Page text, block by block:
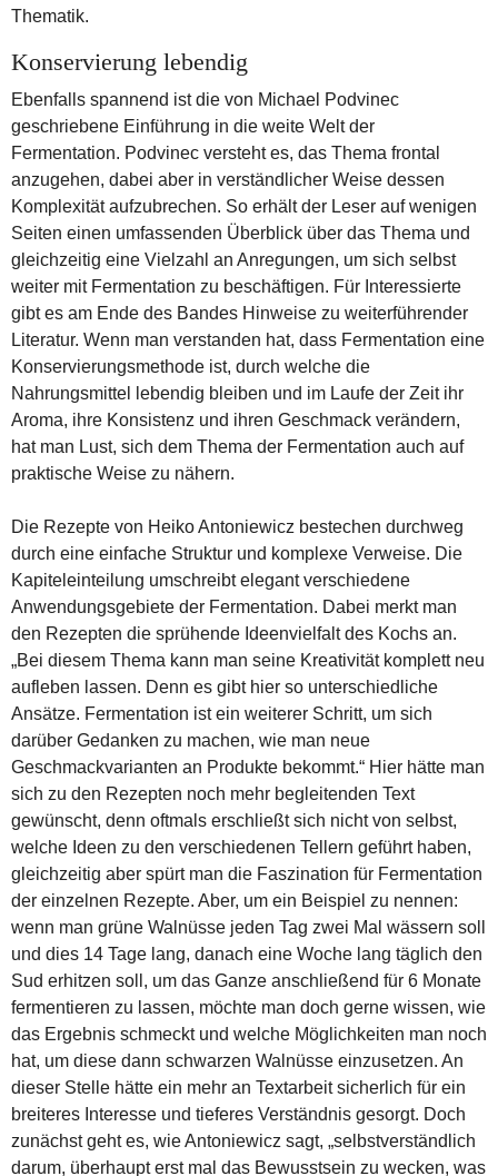
Thematik.
Konservierung lebendig
Ebenfalls spannend ist die von Michael Podvinec
geschriebene Einführung in die weite Welt der
Fermentation. Podvinec versteht es, das Thema frontal
anzugehen, dabei aber in verständlicher Weise dessen
Komplexität aufzubrechen. So erhält der Leser auf wenigen
Seiten einen umfassenden Überblick über das Thema und
gleichzeitig eine Vielzahl an Anregungen, um sich selbst
weiter mit Fermentation zu beschäftigen. Für Interessierte
gibt es am Ende des Bandes Hinweise zu weiterführender
Literatur. Wenn man verstanden hat, dass Fermentation eine
Konservierungsmethode ist, durch welche die
Nahrungsmittel lebendig bleiben und im Laufe der Zeit ihr
Aroma, ihre Konsistenz und ihren Geschmack verändern,
hat man Lust, sich dem Thema der Fermentation auch auf
praktische Weise zu nähern.
Die Rezepte von Heiko Antoniewicz bestechen durchweg
durch eine einfache Struktur und komplexe Verweise. Die
Kapiteleinteilung umschreibt elegant verschiedene
Anwendungsgebiete der Fermentation. Dabei merkt man
den Rezepten die sprühende Ideenvielfalt des Kochs an.
„Bei diesem Thema kann man seine Kreativität komplett neu
aufleben lassen. Denn es gibt hier so unterschiedliche
Ansätze. Fermentation ist ein weiterer Schritt, um sich
darüber Gedanken zu machen, wie man neue
Geschmackvarianten an Produkte bekommt.“ Hier hätte man
sich zu den Rezepten noch mehr begleitenden Text
gewünscht, denn oftmals erschließt sich nicht von selbst,
welche Ideen zu den verschiedenen Tellern geführt haben,
gleichzeitig aber spürt man die Faszination für Fermentation
der einzelnen Rezepte. Aber, um ein Beispiel zu nennen:
wenn man grüne Walnüsse jeden Tag zwei Mal wässern soll
und dies 14 Tage lang, danach eine Woche lang täglich den
Sud erhitzen soll, um das Ganze anschließend für 6 Monate
fermentieren zu lassen, möchte man doch gerne wissen, wie
das Ergebnis schmeckt und welche Möglichkeiten man noch
hat, um diese dann schwarzen Walnüsse einzusetzen. An
dieser Stelle hätte ein mehr an Textarbeit sicherlich für ein
breiteres Interesse und tieferes Verständnis gesorgt. Doch
zunächst geht es, wie Antoniewicz sagt, „selbstverständlich
darum, überhaupt erst mal das Bewusstsein zu wecken, was